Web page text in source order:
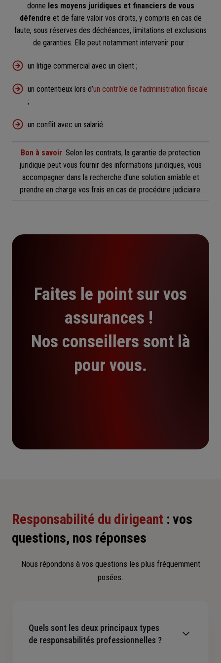
donne les moyens juridiques et financiers de vous
défendre et de faire valoir vos droits, y compris en cas de
faute, sous réserves des déchéances, limitations et exclusions
de garanties. Elle peut notamment intervenir pour :
un litige commercial avec un client ;
un contentieux lors d’un contrôle de l'administration fiscale
;
un conflit avec un salarié.
Bon à savoir. Selon les contrats, la garantie de protection
juridique peut vous fournir des informations juridiques, vous
accompagner dans la recherche d'une solution amiable et
prendre en charge vos frais en cas de procédure judiciaire.
Faites le point sur vos
assurances !
Nos conseillers sont là
pour vous.
Responsabilité du dirigeant : vos
questions, nos réponses
Nous répondons à vos questions les plus fréquemment
posées.
Quels sont les deux principaux types
de responsabilités professionnelles ?